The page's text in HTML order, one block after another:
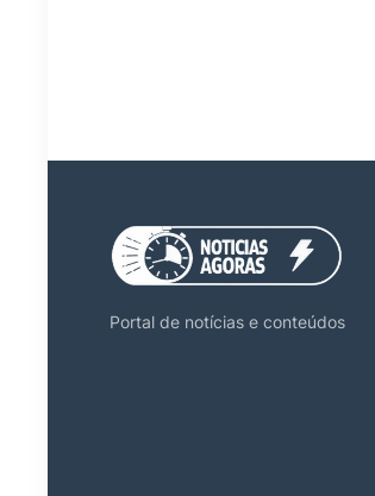
Portal de notícias e conteúdos